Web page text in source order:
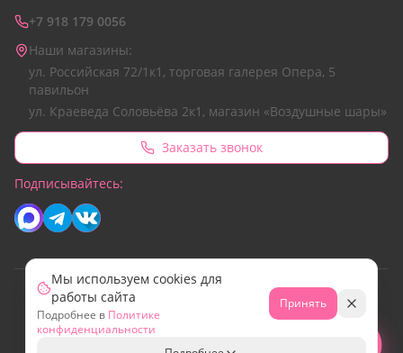
+7 918 179 0056
Наши магазины:
ул. Российская 72/1к1, торговая галерея Опера, 5
павильон
ул. Краеведа Соловьёва 2к1, магазин «Воздушные шары»
Заказать звонок
Подписывайтесь:
© 2026 Все права защищены.
Сайт разработан командой Emotion Marketing
Свяжитесь с нами!
Мы используем cookies для
работы сайта
Подробнее в Политике
конфиденциальности
Принять